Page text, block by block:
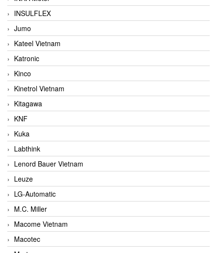
INSULFLEX
Jumo
Kateel Vietnam
Katronic
Kinco
Kinetrol Vietnam
Kitagawa
KNF
Kuka
Labthink
Lenord Bauer Vietnam
Leuze
LG-Automatic
M.C. Miller
Macome Vietnam
Macotec